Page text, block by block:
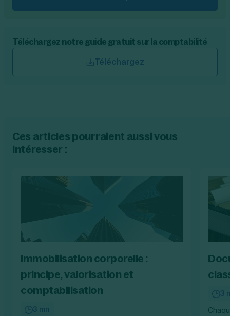
Téléchargez notre guide gratuit sur la comptabilité
Téléchargez
Ces articles pourraient aussi vous
intéresser :
Immobilisation corporelle :
principe, valorisation et
comptabilisation
3 mn
3